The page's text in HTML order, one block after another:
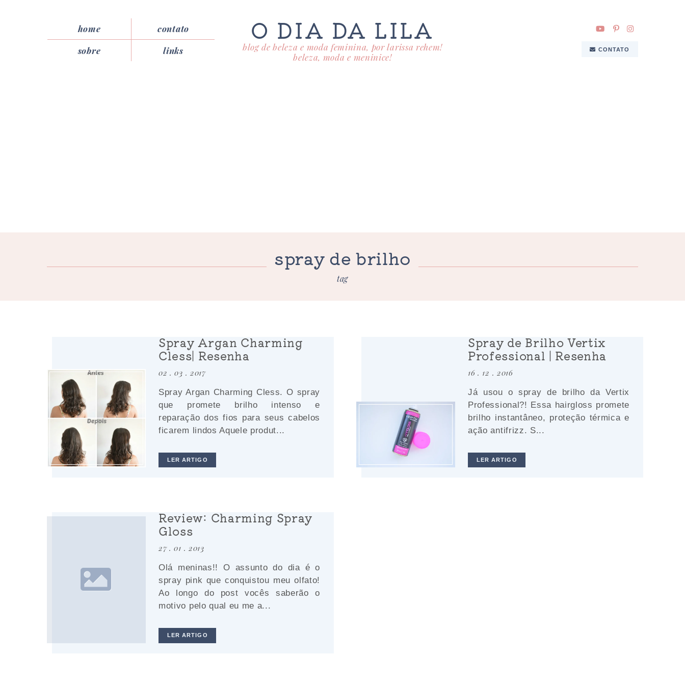
home
contato
sobre
links
O DIA DA LILA
blog de beleza e moda feminina, por larissa rehem!
beleza, moda e meninice!
CONTATO
spray de brilho
tag
Spray Argan Charming
Cless| Resenha
02 . 03 . 2017
Spray Argan Charming Cless. O spray
que promete brilho intenso e
reparação dos fios para seus cabelos
ficarem lindos Aquele produt...
LER ARTIGO
Spray de Brilho Vertix
Professional | Resenha
16 . 12 . 2016
Já usou o spray de brilho da Vertix
Professional?! Essa hairgloss promete
brilho instantâneo, proteção térmica e
ação antifrizz. S...
LER ARTIGO
Review: Charming Spray
Gloss
27 . 01 . 2013
Olá meninas!! O assunto do dia é o
spray pink que conquistou meu olfato!
Ao longo do post vocês saberão o
motivo pelo qual eu me a...
LER ARTIGO